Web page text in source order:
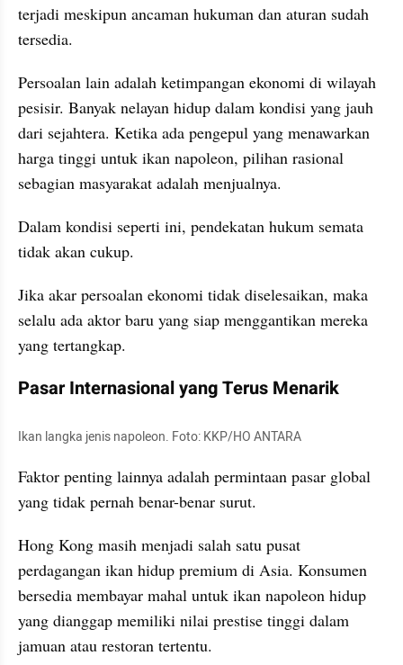
terjadi meskipun ancaman hukuman dan aturan sudah
tersedia.
Persoalan lain adalah ketimpangan ekonomi di wilayah
pesisir. Banyak nelayan hidup dalam kondisi yang jauh
dari sejahtera. Ketika ada pengepul yang menawarkan
harga tinggi untuk ikan napoleon, pilihan rasional
sebagian masyarakat adalah menjualnya.
Dalam kondisi seperti ini, pendekatan hukum semata
tidak akan cukup.
Jika akar persoalan ekonomi tidak diselesaikan, maka
selalu ada aktor baru yang siap menggantikan mereka
yang tertangkap.
Pasar Internasional yang Terus Menarik
Ikan langka jenis napoleon. Foto: KKP/HO ANTARA
Faktor penting lainnya adalah permintaan pasar global
yang tidak pernah benar-benar surut.
Hong Kong masih menjadi salah satu pusat
perdagangan ikan hidup premium di Asia. Konsumen
bersedia membayar mahal untuk ikan napoleon hidup
yang dianggap memiliki nilai prestise tinggi dalam
jamuan atau restoran tertentu.